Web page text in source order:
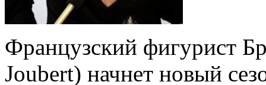
Французский фигурист
Joubert) начнет новый